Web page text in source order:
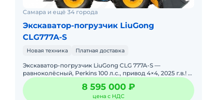
Самара и ещё 34 города
Экскаватор-погрузчик LiuGong
CLG777A-S
Новая техника Платная доставка
Экскаватор-погрузчик LiuGong CLG 777A-S —
равноколёсный, Perkins 100 л.с., привод 4×4, 2025 г.в.! В
НАЛИЧИИ. НОВЫЙ. Можно в ЛИЗИНГ. Цена С
НДС.Осно
8 595 000 ₽
цена с НДС